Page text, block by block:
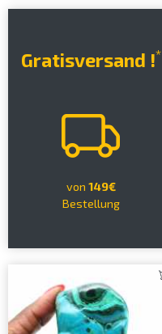
Gratisversand !*
von 149€
Bestellung